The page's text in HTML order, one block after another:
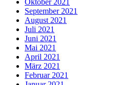
Oktober 2021
September 2021
August 2021
Juli 2021
Juni 2021
Mai 2021
April 2021
März 2021
Februar 2021